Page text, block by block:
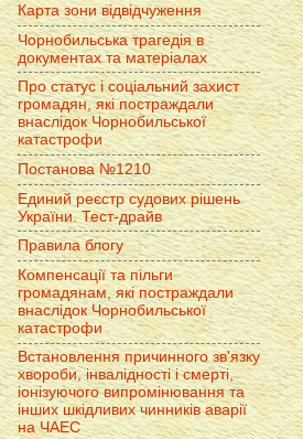
Карта зони відвідчуження
Чорнобильська трагедія в
документах та матеріалах
Про статус і соціальний захист
громадян, які постраждали
внаслідок Чорнобильської
катастрофи
Постанова №1210
Единий реєстр судових рішень
України. Тест-драйв
Правила блогу
Компенсації та пільги
громадянам, які постраждали
внаслідок Чорнобильської
катастрофи
Встановлення причинного зв'язку
хвороби, інвалідності і смерті,
іонізуючого випромінювання та
інших шкідливих чинників аварії
на ЧАЕС